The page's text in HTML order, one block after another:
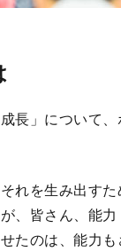
長」について
れを生み出す
、皆さん、能
たのは、能力